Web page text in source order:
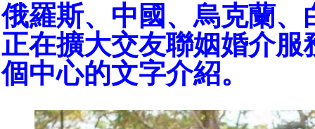
俄羅斯、中國、烏克蘭、
正在擴大交友聯姻婚介服
個中心的文字介紹。